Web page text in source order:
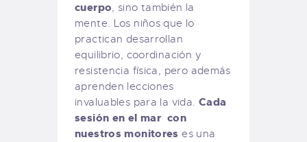
cuerpo, sino también la
mente. Los niños que lo
practican desarrollan
equilibrio, coordinación y
resistencia física, pero además
aprenden lecciones
invaluables para la vida. Cada
sesión en el mar con
nuestros monitores es una